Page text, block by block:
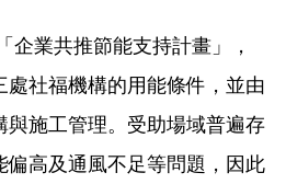
企業共推節能支持計畫」，
處社福機構的用能條件，並由
與施工管理。受助場域普遍存
偏高及通風不足等問題，因此